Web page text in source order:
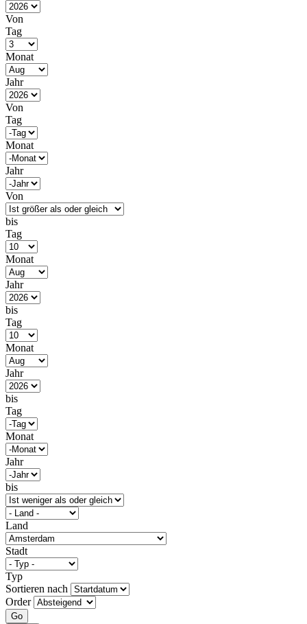
Von
Tag
Monat
Jahr
Von
Tag
Monat
Jahr
Von
bis
Tag
Monat
Jahr
bis
Tag
Monat
Jahr
bis
Tag
Monat
Jahr
bis
Land
Stadt
Typ
Sortieren nach
Order